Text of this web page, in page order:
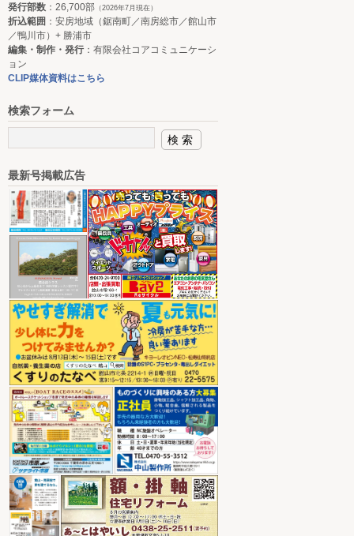
発行部数 ：26,700部 （2026年7月現在）
折込範囲 ：安房地域（鋸南町／南房総市／館山市
／鴨川市）+ 勝浦市
編集・制作・発行：有限会社コアコミュニケーシ
ョン
CLIP媒体資料はこちら
検索フォーム
最新号掲載広告